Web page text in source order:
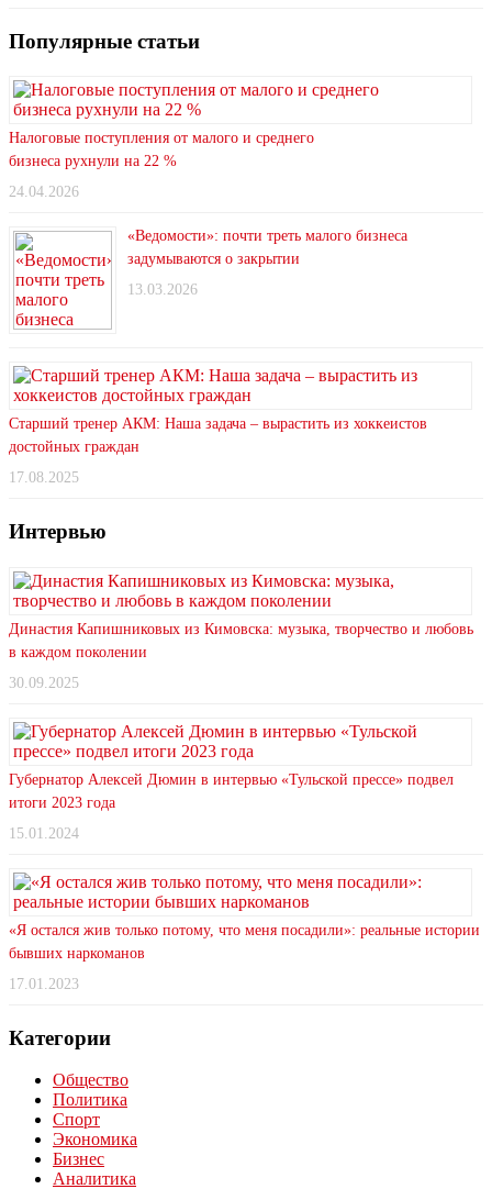
Популярные статьи
Налоговые поступления от малого и среднего
бизнеса рухнули на 22 %
24.04.2026
«Ведомости»: почти треть малого бизнеса
задумываются о закрытии
13.03.2026
Старший тренер АКМ: Наша задача – вырастить из хоккеистов
достойных граждан
17.08.2025
Интервью
Династия Капишниковых из Кимовска: музыка, творчество и любовь
в каждом поколении
30.09.2025
Губернатор Алексей Дюмин в интервью «Тульской прессе» подвел
итоги 2023 года
15.01.2024
«Я остался жив только потому, что меня посадили»: реальные истории
бывших наркоманов
17.01.2023
Категории
Общество
Политика
Спорт
Экономика
Бизнес
Аналитика